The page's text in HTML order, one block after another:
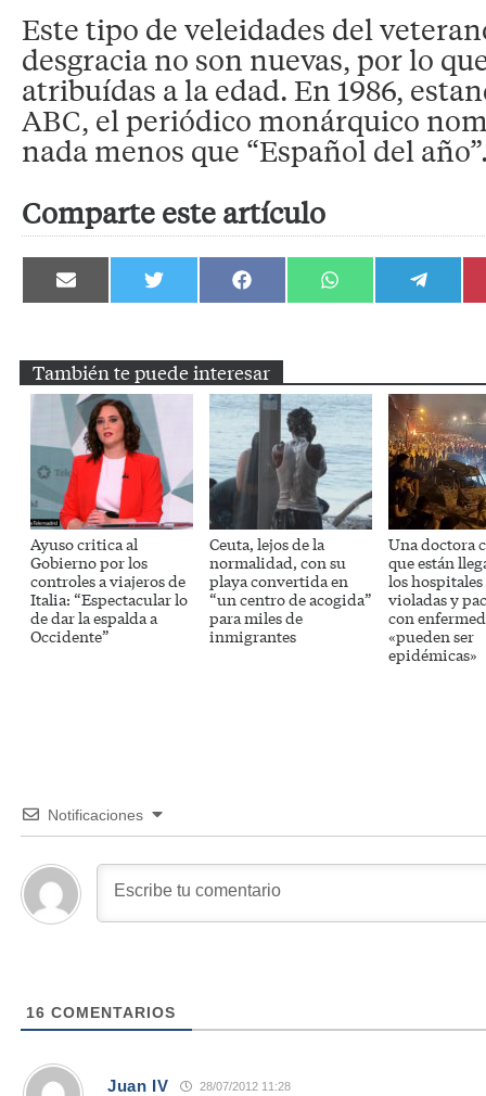
Este tipo de veleidades del
desgracia no son nuevas, por lo
atribuídas a la edad. En 1986,
ABC, el periódico monárquico
nada menos que “Español del
Comparte este artículo
Compartir
en
Compartir
en
Compartir
en
Compartir
en
Compartir
en
También te puede interesar
Ayuso critica al
Gobierno por los
controles a viajeros de
Italia: “Espectacular lo
de dar la espalda a
Occidente”
Ceuta, lejos de la
normalidad, con su
playa convertida en
“un centro de acogida”
para miles de
inmigrantes
Una doctora
que están
los
violadas y
con
«pueden ser
epidémicas»
Notificaciones
16 COMENTARIOS
Juan IV 28/07/2012 11:28